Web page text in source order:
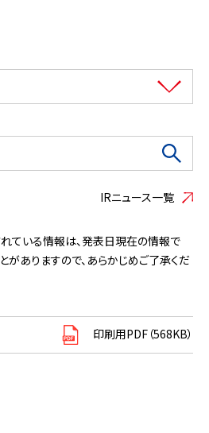
IRニュース一覧
ている情報は、発表日現在の情報で
がありますので、あらかじめご了承くだ
印刷用PDF（568KB）